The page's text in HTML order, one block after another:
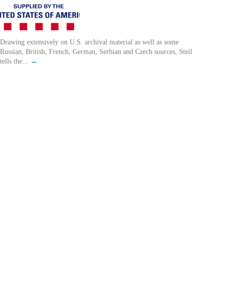
Drawing extensively on U.S. archival material as well as some
Russian, British, French, German, Serbian and Czech sources, Steil
tells the... →